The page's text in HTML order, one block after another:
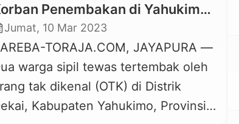
Maret 2023 malam, tiba di rumah
di Dusun Penduan Ra’ba Kanan,
(Desa) Mai’ting, Kecamatan
Toraja Utara, Sabtu, 11
2023. Kedatangan jenazah
isak tangis histeris keluarga,
Penembakan di Yahukimo,
Pegunungan
Jumat, 10 Mar 2023
TORAJA.COM, JAYAPURA —
warga sipil tewas tertembak oleh
tak dikenal (OTK) di Distrik
Kabupaten Yahukimo, Provinsi